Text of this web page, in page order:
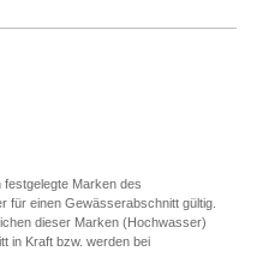
Marken des
für einen Gewässerabschnitt gültig.
dieser Marken (Hochwasser)
in Kraft bzw. werden bei